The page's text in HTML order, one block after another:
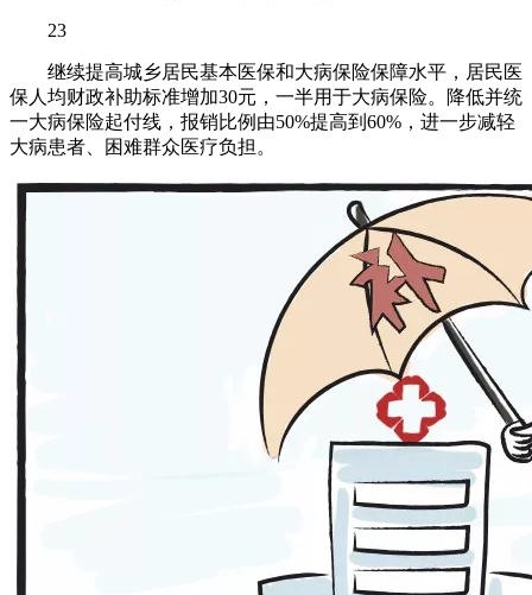
23
继续提高城乡居民基本医保和大病保险保障水平，居民医
保人均财政补助标准增加30元，一半用于大病保险。降低并统
一大病保险起付线，报销比例由50%提高到60%，进一步减轻
大病患者、困难群众医疗负担。